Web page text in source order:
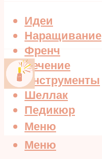
Идеи
Наращивание
Френч
Лечение
Инструменты
Шеллак
Педикюр
Меню
Меню